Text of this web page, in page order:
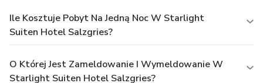
Ile Kosztuje Pobyt Na Jedną Noc W Starlight
Suiten Hotel Salzgries?
O Której Jest Zameldowanie I Wymeldowanie W
Starlight Suiten Hotel Salzgries?